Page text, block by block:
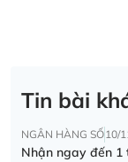
Tin bài
NGÂN HÀNG SỐ10/
Nhận ngay đến 1